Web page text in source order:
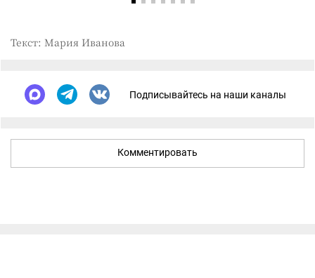
Текст: Мария Иванова
Подписывайтесь на наши каналы
Комментировать